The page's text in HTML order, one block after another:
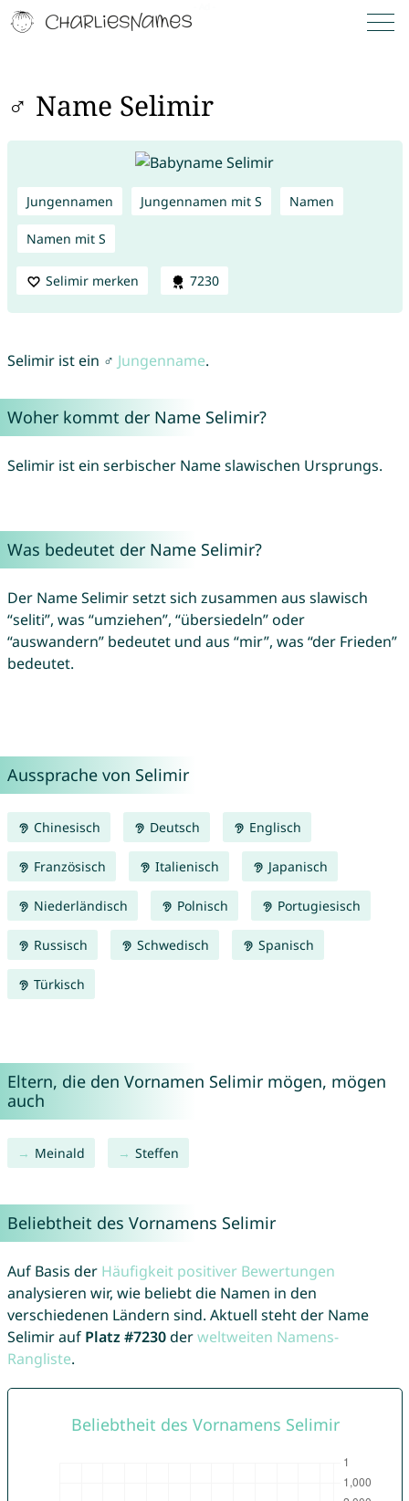
♂ Name Selimir
Jungennamen Jungennamen mit S Namen
Namen mit S
Selimir merken 7230
Selimir ist ein ♂ Jungenname.
Woher kommt der Name Selimir?
Selimir ist ein serbischer Name slawischen Ursprungs.
Was bedeutet der Name Selimir?
Der Name Selimir setzt sich zusammen aus slawisch
“seliti”, was “umziehen”, “übersiedeln” oder
“auswandern” bedeutet und aus “mir”, was “der Frieden”
bedeutet.
Aussprache von Selimir
Chinesisch Deutsch Englisch
Französisch Italienisch Japanisch
Niederländisch Polnisch Portugiesisch
Russisch Schwedisch Spanisch
Türkisch
Eltern, die den Vornamen Selimir mögen, mögen
auch
Meinald Steffen
Beliebtheit des Vornamens Selimir
Auf Basis der Häufigkeit positiver Bewertungen
analysieren wir, wie beliebt die Namen in den
verschiedenen Ländern sind. Aktuell steht der Name
Selimir auf Platz #7230derweltweiten Namens-
Rangliste.